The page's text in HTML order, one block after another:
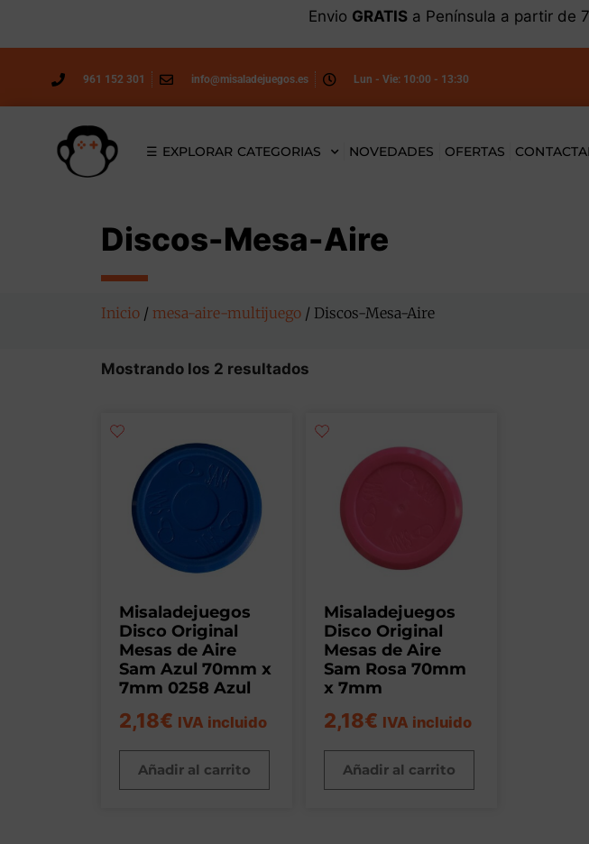
Envio GRATIS a Península a partir de
961 152 301 info@misaladejuegos.es Lun - Vie: 10:00 - 13:30
☰ EXPLORAR CATEGORIAS NOVEDADES OFERTAS
Discos-Mesa-Aire
Inicio / mesa-aire-multijuego / Discos-Mesa-Aire
Mostrando los 2 resultados
Misaladejuegos
Disco Original
Mesas de Aire
Sam Azul 70mm x
7mm 0258 Azul
2,18€ IVA incluido
Añadir al carrito
Misaladejuegos
Disco Original
Mesas de Aire
Sam Rosa 70mm
x 7mm
2,18€ IVA incluido
Añadir al carrito